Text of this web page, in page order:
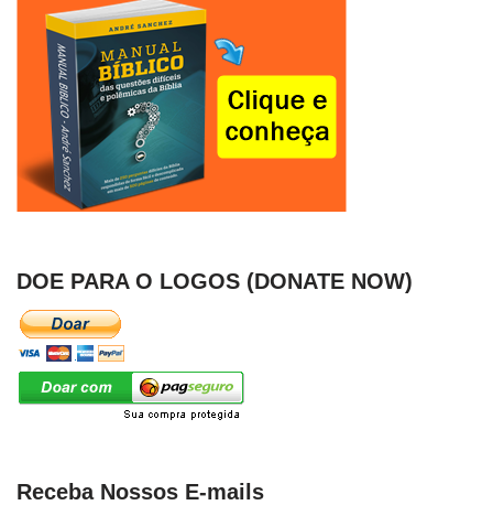
DOE PARA O LOGOS (DONATE NOW)
Receba Nossos E-mails